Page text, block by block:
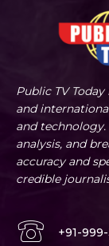
Public TV
and
and
analysis, and
accuracy and
credible
+91-